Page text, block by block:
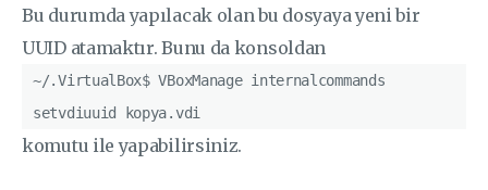
Bu durumda yapılacak olan bu dosyaya yeni bir
UUID atamaktır. Bunu da konsoldan
~/.VirtualBox$ VBoxManage internalcommands
setvdiuuid kopya.vdi
komutu ile yapabilirsiniz.